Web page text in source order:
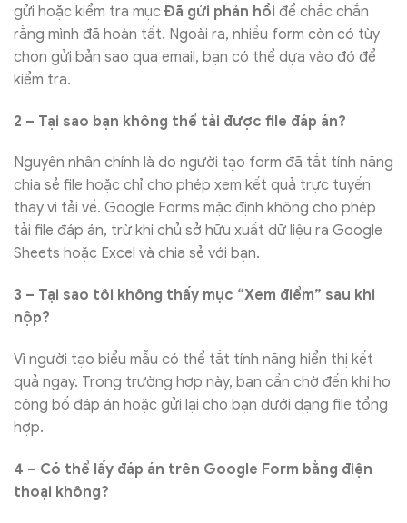
gửi hoặc kiểm tra mục Đã gửi phản hồi để chắc chắn
rằng mình đã hoàn tất. Ngoài ra, nhiều form còn có tùy
chọn gửi bản sao qua email, bạn có thể dựa vào đó để
kiểm tra.
2 – Tại sao bạn không thể tải được file đáp án?
Nguyên nhân chính là do người tạo form đã tắt tính năng
chia sẻ file hoặc chỉ cho phép xem kết quả trực tuyến
thay vì tải về. Google Forms mặc định không cho phép
tải file đáp án, trừ khi chủ sở hữu xuất dữ liệu ra Google
Sheets hoặc Excel và chia sẻ với bạn.
3 – Tại sao tôi không thấy mục “Xem điểm” sau khi
nộp?
Vì người tạo biểu mẫu có thể tắt tính năng hiển thị kết
quả ngay. Trong trường hợp này, bạn cần chờ đến khi họ
công bố đáp án hoặc gửi lại cho bạn dưới dạng file tổng
hợp.
4 – Có thể lấy đáp án trên Google Form bằng điện
thoại không?